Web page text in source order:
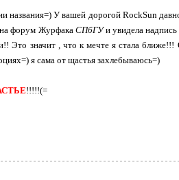
названия=) У вашей дорогой RockSun
на форум Журфака СПбГУи увидела
Это значит , что к мечте я стала
я сама от щастья захлебываюсь=)
!!!!!(=